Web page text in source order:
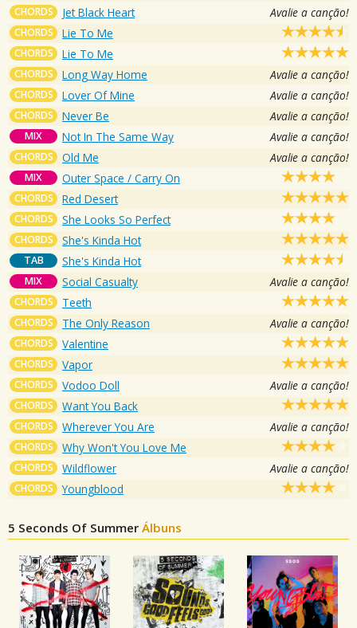
CHORDS Jet Black Heart Avalie a canção!
CHORDS Lie To Me
CHORDS Lie To Me
CHORDS Long Way Home Avalie a canção!
CHORDS Lover Of Mine Avalie a canção!
CHORDS Never Be Avalie a canção!
MIX Not In The Same Way Avalie a canção!
CHORDS Old Me Avalie a canção!
MIX Outer Space / Carry On
CHORDS Red Desert
CHORDS She Looks So Perfect
CHORDS She's Kinda Hot
TAB She's Kinda Hot
MIX Social Casualty Avalie a canção!
CHORDS Teeth
CHORDS The Only Reason Avalie a canção!
CHORDS Valentine
CHORDS Vapor
CHORDS Vodoo Doll Avalie a canção!
CHORDS Want You Back
CHORDS Wherever You Are Avalie a canção!
CHORDS Why Won't You Love Me
CHORDS Wildflower Avalie a canção!
CHORDS Youngblood
5 Seconds Of Summer Álbuns